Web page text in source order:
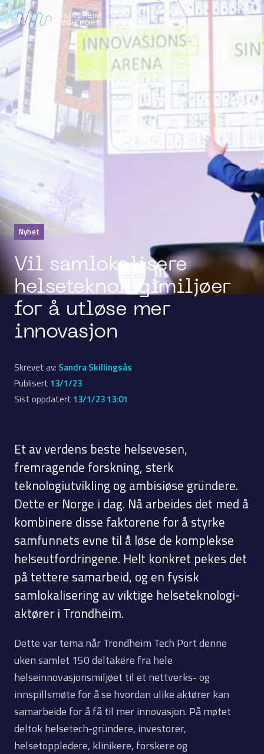
Nyhet
Vil samlokalisere
helseteknologimiljøer
for å utløse mer
innovasjon
Skrevet av: Sandra Skillingsås
Publisert 13/1/23
Sist oppdatert 13/1/23 13:01
Et av verdens beste helsevesen,
fremragende forskning, sterk
teknologiutvikling og ambisiøse gründere.
Dette er Norge i dag. Nå arbeides det med å
kombinere disse faktorene for å styrke
samfunnets evne til å løse de komplekse
helseutfordringene. Helt konkret pekes det
på tettere samarbeid, og en fysisk
samlokalisering av viktige helseteknologi-
aktører i Trondheim.
Dette var tema når Trondheim Tech Port denne
uken samlet 150 deltakere fra hele
helseinnovasjonsmiljøet til et nettverks- og
innspillsmøte for å se hvordan ulike aktører kan
samarbeide for å få til mer innovasjon. På møtet
deltok helsetech-gründere, investorer,
helsetoppledere, klinikere, forskere og